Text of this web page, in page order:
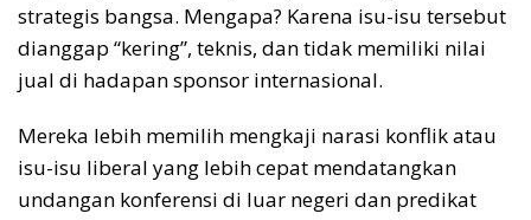
strategis bangsa. Mengapa? Karena isu-isu tersebut
dianggap “kering”, teknis, dan tidak memiliki nilai
jual di hadapan sponsor internasional.
Mereka lebih memilih mengkaji narasi konflik atau
isu-isu liberal yang lebih cepat mendatangkan
undangan konferensi di luar negeri dan predikat